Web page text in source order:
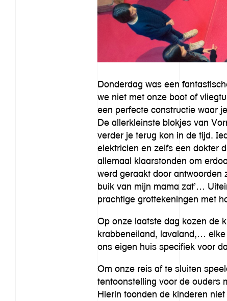
Donderdag was een
we niet met onze boot of
een perfecte constructie waar
De allerkleinste blokjes van
verder je terug kon in de tijd.
elektricien en zelfs een dokter
allemaal klaarstonden om
werd geraakt door antwoorden
buik van mijn mama zat’…
prachtige grottekeningen met
Op onze laatste dag kozen de
krabbeneiland, lavaland,…
ons eigen huis specifiek voor
Om onze reis af te sluiten
tentoonstelling voor de ouders
Hierin toonden de kinderen